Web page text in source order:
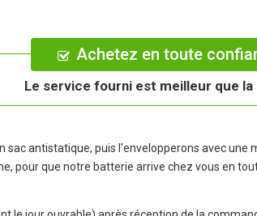
Achetez en toute
Le service fourni est meilleur que la
sac antistatique, puis l'envelopperons avec
pour que notre batterie arrive chez vous en